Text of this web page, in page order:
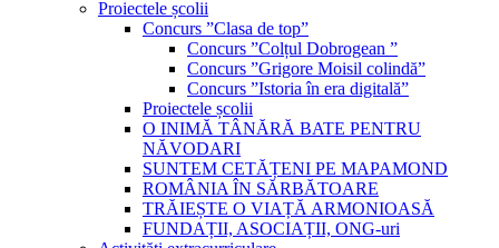
Proiectele școlii
Concurs ”Clasa de top”
Concurs ”Colțul Dobrogean ”
Concurs ”Grigore Moisil colindă”
Concurs ”Istoria în era digitală”
Proiectele școlii
O INIMĂ TÂNĂRĂ BATE PENTRU
NĂVODARI
SUNTEM CETĂȚENI PE MAPAMOND
ROMÂNIA ÎN SĂRBĂTOARE
TRĂIEȘTE O VIAȚĂ ARMONIOASĂ
FUNDAȚII, ASOCIAȚII, ONG-uri